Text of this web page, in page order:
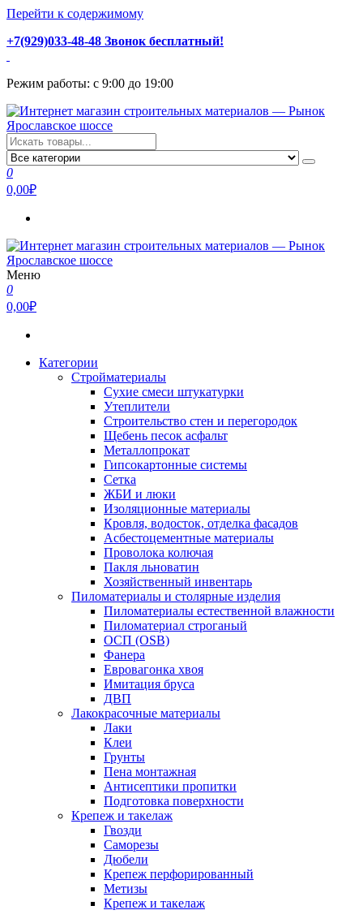
Перейти к содержимому
+7(929)033-48-48 Звонок бесплатный!
Режим работы: с 9:00 до 19:00
Интернет магазин строительных материалов — Рынок
Ярославское шоссе
Стройматериалы с доставкой и самовывозом можно купить у
нас. Пушкино, Ивантеевка, Королев, Мытищи, Сергиев Посад.
Низкая цена, консультация и быстрая доставка.
0
0,00₽
Интернет магазин строительных материалов — Рынок
Ярославское шоссе
Стройматериалы с доставкой и самовывозом можно купить у
нас. Пушкино, Ивантеевка, Королев, Мытищи, Сергиев Посад.
Низкая цена, консультация и быстрая доставка.
Меню
0
0,00₽
Категории
Стройматериалы
Сухие смеси штукатурки
Утеплители
Строительство стен и перегородок
Щебень песок асфальт
Металлопрокат
Гипсокартонные системы
Сетка
ЖБИ и люки
Изоляционные материалы
Кровля, водосток, отделка фасадов
Асбестоцементные материалы
Проволока колючая
Пакля льноватин
Хозяйственный инвентарь
Пиломатериалы и столярные изделия
Пиломатериалы естественной влажности
Пиломатериал строганый
ОСП (OSB)
Фанера
Евровагонка хвоя
Имитация бруса
ДВП
Лакокрасочные материалы
Лаки
Клеи
Грунты
Пена монтажная
Антисептики пропитки
Подготовка поверхности
Крепеж и такелаж
Гвозди
Саморезы
Дюбели
Крепеж перфорированный
Метизы
Крепеж и такелаж